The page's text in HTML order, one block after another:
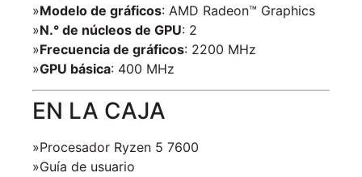
»Modelo de gráficos: AMD Radeon™ Graphics
»N.° de núcleos de GPU: 2
»Frecuencia de gráficos: 2200 MHz
»GPU básica: 400 MHz
EN LA CAJA
»Procesador Ryzen 5 7600
»Guía de usuario